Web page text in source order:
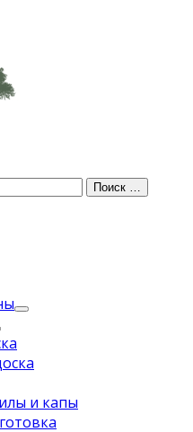
Поиск …
и капы